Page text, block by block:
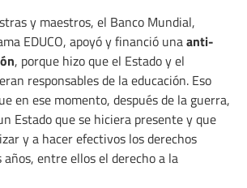
y maestros, el Banco Mundial,
EDUCO, apoyó y financió unaanti-
, porque hizo que el Estado y el
responsables de la educación. Eso
en ese momento, después de la guerra,
Estado que se hiciera presente y que
y a hacer efectivos los derechos
entre ellos el derecho a la